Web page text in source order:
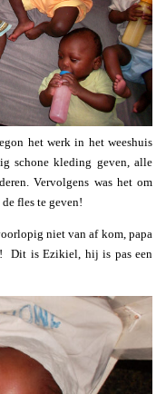
het werk in het weeshuis
schone kleding geven, alle
Vervolgens was het om
fles te geven!
niet van af kom, papa
Dit is Ezikiel, hij is pas een